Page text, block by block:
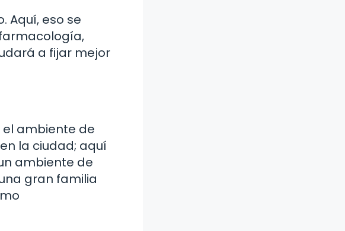
Aquí, eso se
a fijar mejor
ambiente de
la ciudad; aquí
ambiente de
gran familia